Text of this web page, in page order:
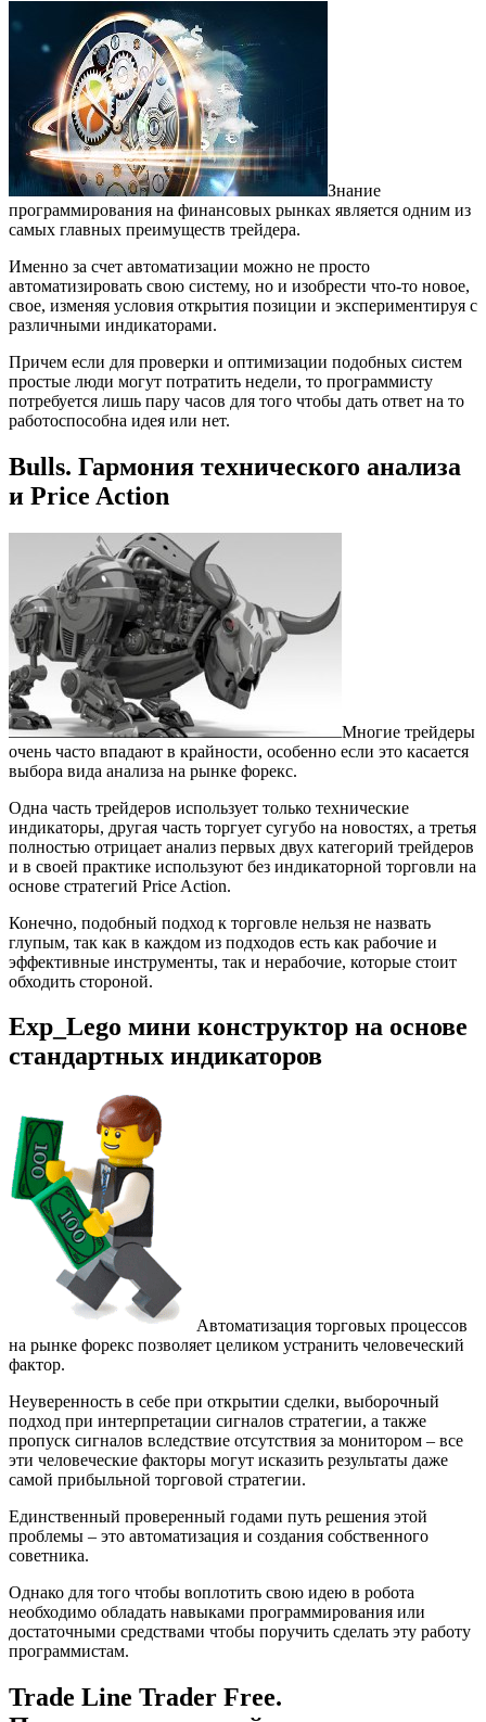
Знание
программирования на финансовых рынках является одним из
самых главных преимуществ трейдера.
Именно за счет автоматизации можно не просто
автоматизировать свою систему, но и изобрести что-то новое,
свое, изменяя условия открытия позиции и экспериментируя с
различными индикаторами.
Причем если для проверки и оптимизации подобных систем
простые люди могут потратить недели, то программисту
потребуется лишь пару часов для того чтобы дать ответ на то
работоспособна идея или нет.
Bulls. Гармония технического анализа
и Price Action
Многие трейдеры
очень часто впадают в крайности, особенно если это касается
выбора вида анализа на рынке форекс.
Одна часть трейдеров использует только технические
индикаторы, другая часть торгует сугубо на новостях, а третья
полностью отрицает анализ первых двух категорий трейдеров
и в своей практике используют без индикаторной торговли на
основе стратегий Price Action.
Конечно, подобный подход к торговле нельзя не назвать
глупым, так как в каждом из подходов есть как рабочие и
эффективные инструменты, так и нерабочие, которые стоит
обходить стороной.
Exp_Lego мини конструктор на основе
стандартных индикаторов
Автоматизация торговых процессов
на рынке форекс позволяет целиком устранить человеческий
фактор.
Неуверенность в себе при открытии сделки, выборочный
подход при интерпретации сигналов стратегии, а также
пропуск сигналов вследствие отсутствия за монитором – все
эти человеческие факторы могут исказить результаты даже
самой прибыльной торговой стратегии.
Единственный проверенный годами путь решения этой
проблемы – это автоматизация и создания собственного
советника.
Однако для того чтобы воплотить свою идею в робота
необходимо обладать навыками программирования или
достаточными средствами чтобы поручить сделать эту работу
программистам.
Trade Line Trader Free.